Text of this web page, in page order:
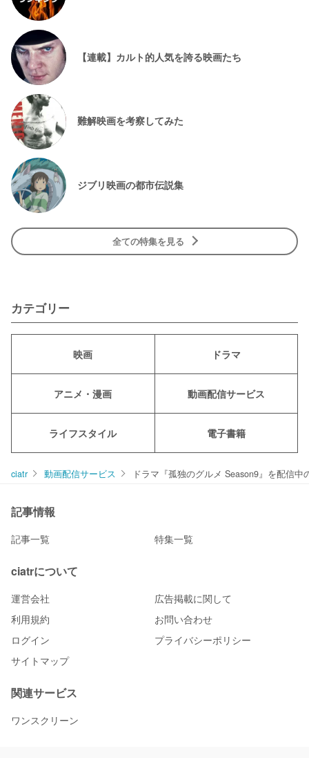
【連載】カルト的人気を誇る映画たち
難解映画を考察してみた
ジブリ映画の都市伝説集
全ての特集を見る
カテゴリー
映画 ドラマ
アニメ・漫画 動画配信サービス
ライフスタイル 電子書籍
ciatr 動画配信サービス ドラマ『孤独のグルメ Season9』を配信
記事情報
記事一覧 特集一覧
ciatrについて
運営会社
広告掲載に関して
利用規約
お問い合わせ
ログイン
プライバシーポリシー
サイトマップ
関連サービス
ワンスクリーン